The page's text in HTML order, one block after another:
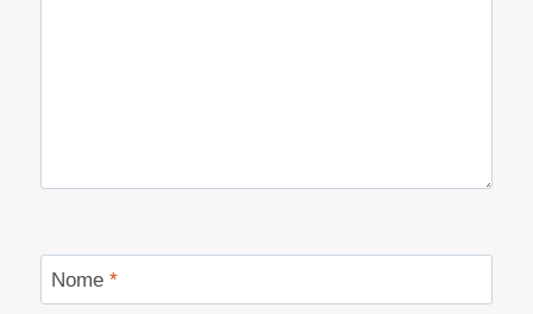
Nome *